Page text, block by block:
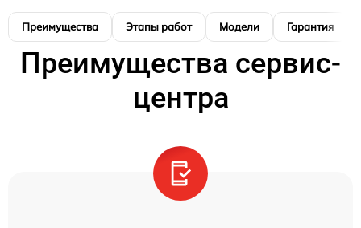
Преимущества Этапы работ Модели Гарантия
Преимущества сервис-
центра